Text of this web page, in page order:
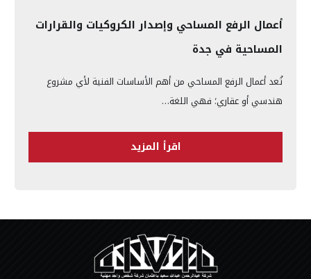
أعمال الرفع المساحي وإصدار الكروكيات والقرارات
المساحية في جدة
تُعد أعمال الرفع المساحي من أهم الأساسات الفنية لأي مشروع
هندسي أو عقاري؛ فهي اللغة…
اقرأ المزيد